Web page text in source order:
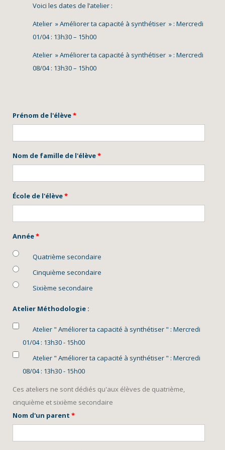
Voici les dates de l’atelier :
Atelier » Améliorer ta capacité à synthétiser » : Mercredi
01/04 : 13h30 – 15h00
Atelier » Améliorer ta capacité à synthétiser » : Mercredi
08/04 : 13h30 – 15h00
Prénom de l'élève*
Nom de famille de l'élève*
École de l'élève*
Année*
Quatrième secondaire
Cinquième secondaire
Sixième secondaire
Atelier Méthodologie :
Atelier " Améliorer ta capacité à synthétiser " : Mercredi
01/04 : 13h30 - 15h00
Atelier " Améliorer ta capacité à synthétiser " : Mercredi
08/04 : 13h30 - 15h00
Ces ateliers ne sont dédiés qu'aux élèves de quatrième,
cinquième et sixième secondaire
Nom d'un parent *